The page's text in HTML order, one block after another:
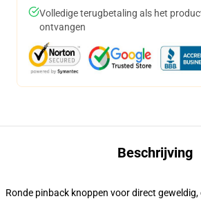
Volledige terugbetaling als het
ontvangen
Beschrijving
Ronde pinback knoppen voor direct geweldig,